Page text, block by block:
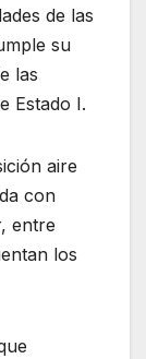
de las
su
las
Estado I.
aire
con
entre
los